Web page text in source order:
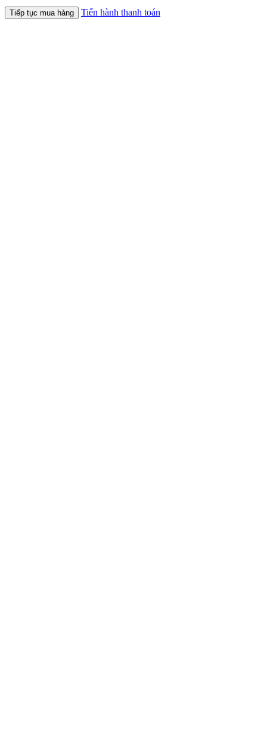
Tiếp tục mua hàng Tiến hành thanh toán